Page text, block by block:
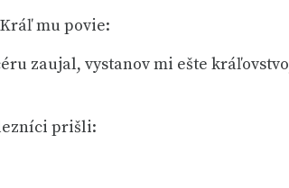
mu povie:
zaujal, vystanov mi ešte
prišli: